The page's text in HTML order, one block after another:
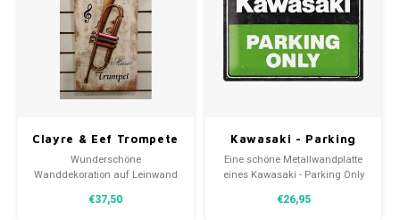
Clayre & Eef Trompete
Leinwand
Wanddekoration 30x60
Wunderschöne
Wanddekoration auf Leinwand
einer Daube von der Marke
€37,50
Kawasaki - Parking
Only Green
Metallwandteller
Eine schöne Metallwandplatte
eines Kawasaki - Parking Only
Dekoration mit geschwungenen
€26,95